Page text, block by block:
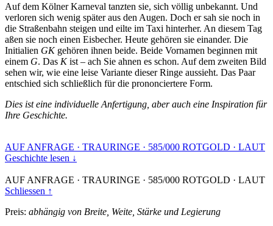
Auf dem Kölner Karneval tanzten sie, sich völlig unbekannt. Und
verloren sich wenig später aus den Augen. Doch er sah sie noch in
die Straßenbahn steigen und eilte im Taxi hinterher. An diesem Tag
aßen sie noch einen Eisbecher. Heute gehören sie einander. Die
Initialien GKgehören ihnen beide. Beide Vornamen beginnen mit
einem G. Das Kist – ach Sie ahnen es schon. Auf dem zweiten Bild
sehen wir, wie eine leise Variante dieser Ringe aussieht. Das Paar
entschied sich schließlich für die prononciertere Form.
Dies ist eine individuelle Anfertigung, aber auch eine Inspiration für
Ihre Geschichte.
AUF ANFRAGE · TRAURINGE · 585/000 ROTGOLD · LAUT
Geschichte lesen ↓
AUF ANFRAGE · TRAURINGE · 585/000 ROTGOLD · LAUT
Schliessen ↑
Preis: abhängig von Breite, Weite, Stärke und Legierung